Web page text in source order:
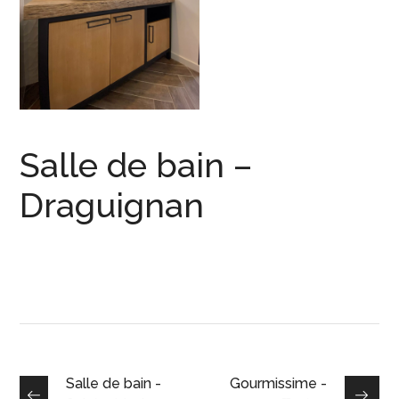
Salle de bain –
Draguignan
Salle de bain -
Gourmissime -